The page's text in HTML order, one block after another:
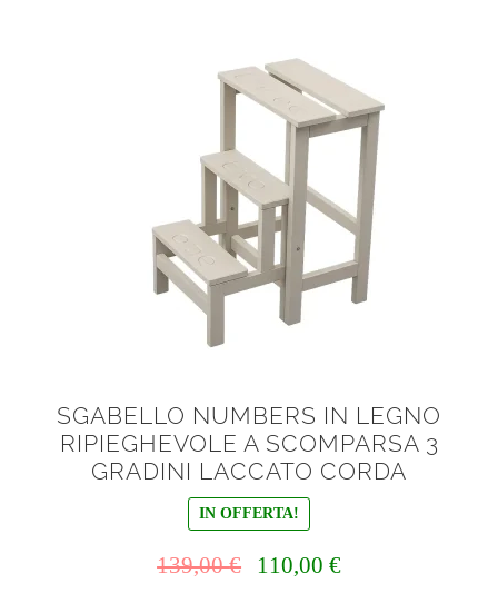
SGABELLO NUMBERS IN LEGNO
RIPIEGHEVOLE A SCOMPARSA 3
GRADINI LACCATO CORDA
IN OFFERTA!
139,00€ 110,00 €Il